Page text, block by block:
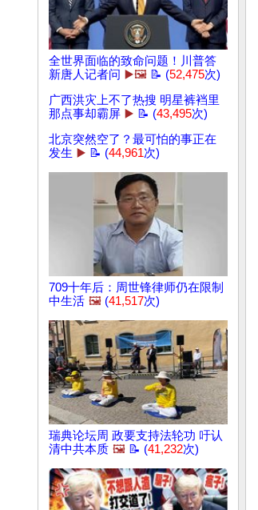
全世界面临的致命问题！川普答
新唐人记者问 ▶️🖼️ 📝 (52,475次)
广西洪灾上不了热搜 明星裤裆里
那点事却霸屏 ▶️ 📝 (43,495次)
北京突然空了？最可怕的事正在
发生 ▶️ 📝 (44,961次)
709十年后：周世锋律师仍在限制
中生活 🖼️ (41,517次)
瑞典论坛周 政要支持法轮功 吁认
清中共本质 🖼️ 📝 (41,232次)